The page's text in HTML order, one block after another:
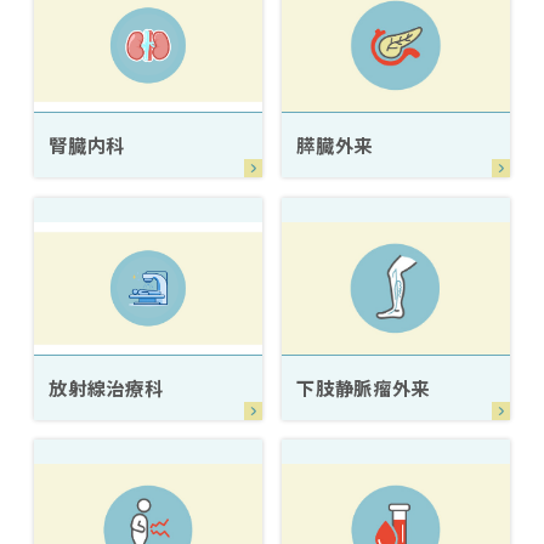
腎臓内科 膵臓外来
放射線治療科 下肢静脈瘤外来